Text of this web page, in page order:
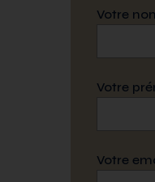
Votre
Votre
Votre